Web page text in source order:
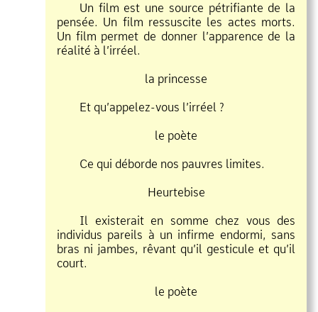
Un film est une source pétrifiante de la
pensée. Un film ressuscite les actes morts.
Un film permet de donner l’apparence de la
réalité à l’irréel.
la princesse
Et qu’appelez vous l’irréel ?
le poète
Ce qui déborde nos pauvres limites.
Heurtebise
Il existerait en somme chez vous des
individus pareils à un infirme endormi, sans
bras ni jambes, rêvant qu’il gesticule et qu’il
court.
le poète